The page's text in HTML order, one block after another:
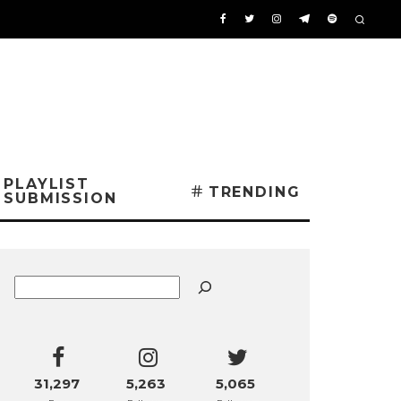
PLAYLIST
SUBMISSION
TRENDING
31,297 5,263 5,065